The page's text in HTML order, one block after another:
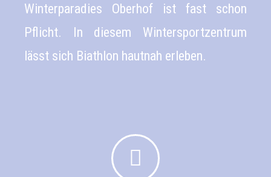
Winterparadies Oberhof ist fast schon
Pflicht. In diesem Wintersportzentrum
lässt sich Biathlon hautnah erleben.